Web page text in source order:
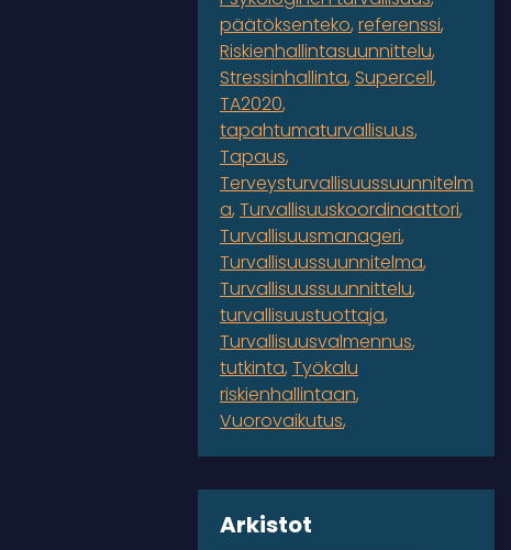
päätöksenteko referenssi
Riskienhallintasuunnittelu
Stressinhallinta Supercell
TA2020
tapahtumaturvallisuus
Tapaus
Terveysturvallisuussuunnitelm
a Turvallisuuskoordinaattori
Turvallisuusmanageri
Turvallisuussuunnitelma
Turvallisuussuunnittelu
turvallisuustuottaja
Turvallisuusvalmennus
tutkinta Työkalu
riskienhallintaan
Vuorovaikutus
Arkistot